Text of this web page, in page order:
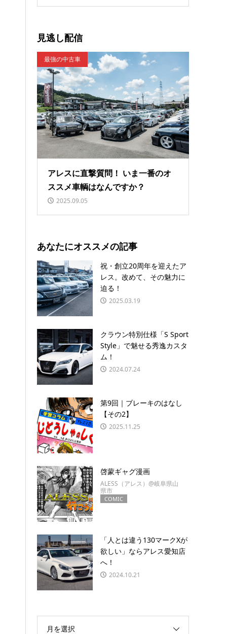
見逃し配信
最強の中古車
アレスに直撃質問！ いま一番のオ
ススメ車輌はなんですか？
2025.09.05
あなたにオススメの記事
祝・創立20周年を迎えたア
レス。改めて、その魅力に
迫る！
2025.03.19
クラウン特別仕様「S Sport
Style」で魅せる秀逸カスタ
ム！
2024.07.24
第9回｜ブレーキのはなし
【その2】
2025.11.25
啓蒙ギャグ漫画
ALESS（アレス）@岐阜県山
県市
COMIC
「人とは違う130マークXが
欲しい」ならアレス愛知店
へ！
2024.10.21
月を選択